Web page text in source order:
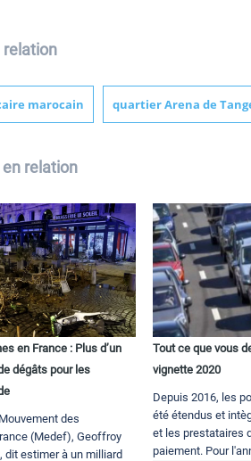
relation
marocain quartier Arena de
relation
en France : Plus d’un
dégâts pour les
des
(Medef), Geoffroy
dit estimer à un milliard
Tout ce que vous
vignette 2020
Depuis 2016, les
été étendus et
et les prestataires
paiement. Pour